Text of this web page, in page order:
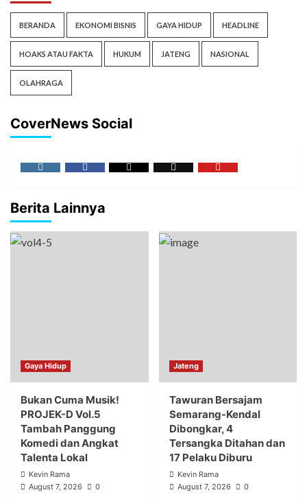
BERANDA EKONOMI BISNIS GAYA HIDUP HEADLINE
HOAKS ATAU FAKTA HUKUM JATENG NASIONAL
OLAHRAGA
CoverNews Social
Berita Lainnya
Gaya Hidup
Bukan Cuma Musik!
PROJEK-D Vol.5
Tambah Panggung
Komedi dan Angkat
Talenta Lokal
Kevin Rama
August 7, 2026
0
Jateng
Tawuran Bersajam
Semarang-Kendal
Dibongkar, 4
Tersangka Ditahan dan
17 Pelaku Diburu
Kevin Rama
August 7, 2026
0